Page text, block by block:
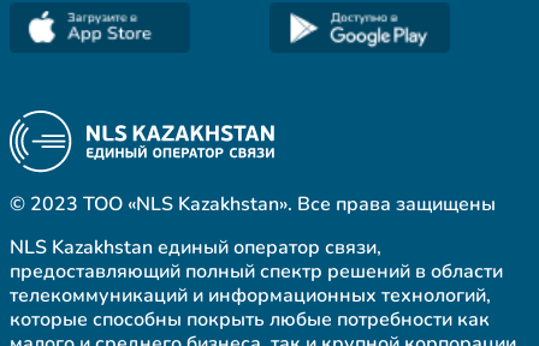
© 2023 ТОО «NLS Kazakhstan». Все права защищены
NLS Kazakhstan единый оператор связи,
предоставляющий полный спектр решений в области
телекоммуникаций и информационных технологий,
которые способны покрыть любые потребности как